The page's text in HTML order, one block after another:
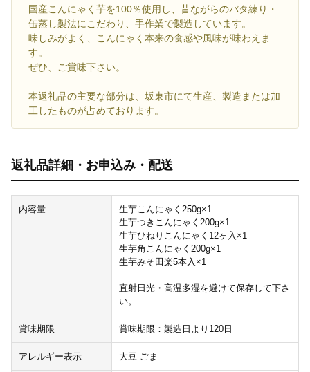
国産こんにゃく芋を100％使用し、昔ながらのバタ練り・
缶蒸し製法にこだわり、手作業で製造しています。
味しみがよく、こんにゃく本来の食感や風味が味わえま
す。
ぜひ、ご賞味下さい。
本返礼品の主要な部分は、坂東市にて生産、製造または加
工したものが占めております。
返礼品詳細・お申込み・配送
内容量
生芋こんにゃく250g×1
生芋つきこんにゃく200g×1
生芋ひねりこんにゃく12ヶ入×1
生芋角こんにゃく200g×1
生芋みそ田楽5本入×1
直射日光・高温多湿を避けて保存して下さ
い。
賞味期限 賞味期限：製造日より120日
アレルギー表示 大豆 ごま